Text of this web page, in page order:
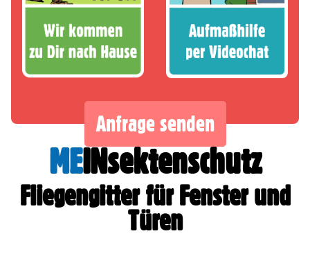
Anfrage senden
MEINsektenschutz
Fliegengitter für Fenster und
Türen